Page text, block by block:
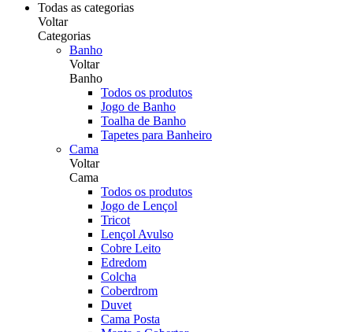
Todas as categorias
Voltar
Categorias
Banho
Voltar
Banho
Todos os produtos
Jogo de Banho
Toalha de Banho
Tapetes para Banheiro
Cama
Voltar
Cama
Todos os produtos
Jogo de Lençol
Tricot
Lençol Avulso
Cobre Leito
Edredom
Colcha
Coberdrom
Duvet
Cama Posta